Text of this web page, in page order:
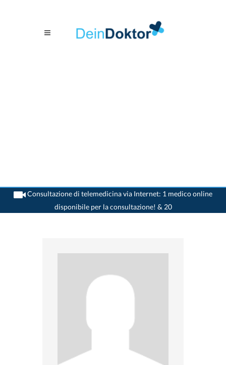
Consultazione di telemedicina via Internet: 1 medico online
disponibile per la consultazione! & 20
>Medico di neurologo>Winterthur>Dr. Peter Christian Wyss